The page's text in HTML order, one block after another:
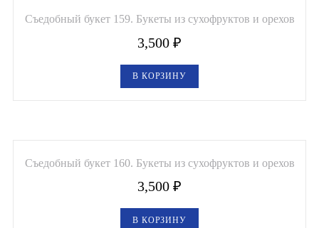
Съедобный букет 159. Букеты из сухофруктов и орехов
3,500 ₽
В КОРЗИНУ
Съедобный букет 160. Букеты из сухофруктов и орехов
3,500 ₽
В КОРЗИНУ